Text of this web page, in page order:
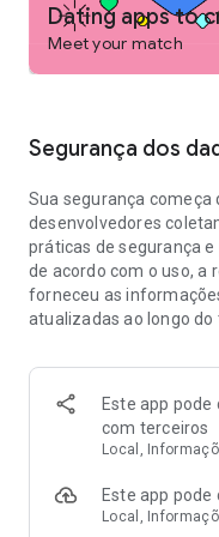
Experimente nossos
seus encontros
é, seus gostos e o que
- Confie que a pessoa
- Receba dicas de
suas chances de
- Adicione sua conta
as mesmas músicas
- Converse por
favoritas para
seguir nossas diretrizes
- Compartilhe os
confiança para mais
- Precisa de uma
conexões
Dating apps to
Meet your match
Segurança dos
Sua segurança começa
desenvolvedores
práticas de segurança
de acordo com o uso, a
forneceu as
atualizadas ao longo do
Este app
com terceiros
Local,
Este app
Local,